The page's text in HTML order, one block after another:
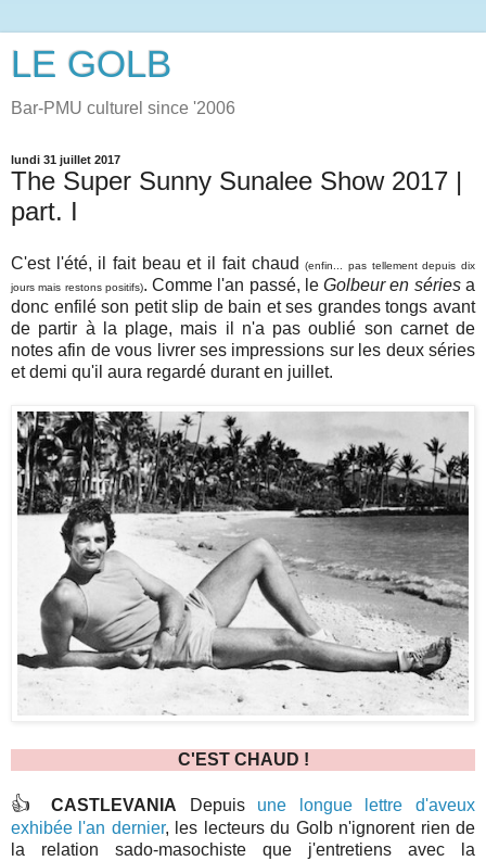
LE GOLB
Bar-PMU culturel since '2006
lundi 31 juillet 2017
The Super Sunny Sunalee Show 2017 |
part. I
C'est l'été, il fait beau et il fait chaud(enfin... pas tellement depuis dix
jours mais restons positifs). Comme l'an passé, leGolbeur en sériesa
donc enfilé son petit slip de bain et ses grandes tongs avant
de partir à la plage, mais il n'a pas oublié son carnet de
notes afin de vous livrer ses impressions sur les deux séries
et demi qu'il aura regardé durant en juillet.
C'EST CHAUD !
👍 CASTLEVANIA Depuis une longue lettre d'aveux
exhibée l'an dernier, les lecteurs du Golb n'ignorent rien de
la relation sado-masochiste que j'entretiens avec la